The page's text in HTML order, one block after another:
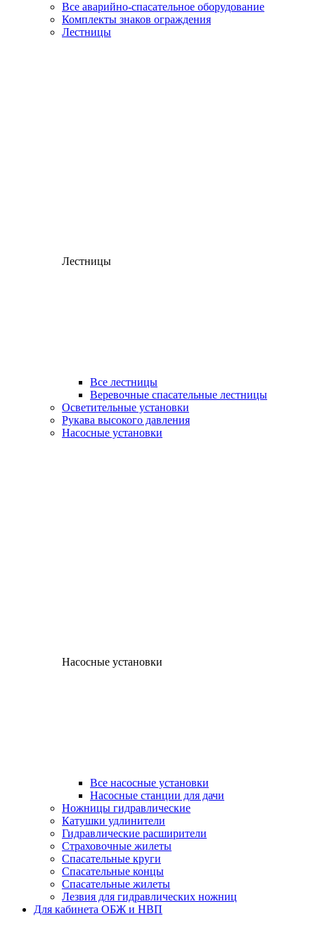
Все аварийно-спасательное оборудование
Комплекты знаков ограждения
Лестницы
Лестницы
Все лестницы
Веревочные спасательные лестницы
Осветительные установки
Рукава высокого давления
Насосные установки
Насосные установки
Все насосные установки
Насосные станции для дачи
Ножницы гидравлические
Катушки удлинители
Гидравлические расширители
Страховочные жилеты
Спасательные круги
Спасательные концы
Спасательные жилеты
Лезвия для гидравлических ножниц
Для кабинета ОБЖ и НВП